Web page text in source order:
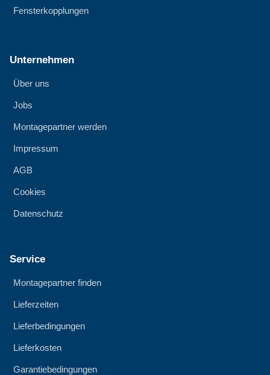
Fensterkopplungen
Unternehmen
Über uns
Jobs
Montagepartner werden
Impressum
AGB
Cookies
Datenschutz
Service
Montagepartner finden
Lieferzeiten
Lieferbedingungen
Lieferkosten
Garantiebedingungen